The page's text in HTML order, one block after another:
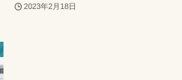
2023年2月18日